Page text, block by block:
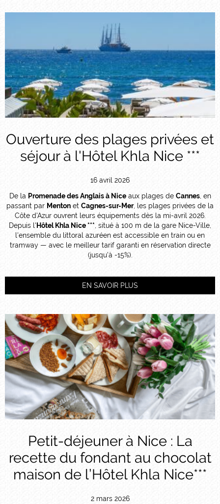
Ouverture des plages privées et
séjour à l'Hôtel Khla Nice ***
16 avril 2026
De la Promenade des Anglais à Niceaux plages de Cannes, en
passant par Menton et Cagnes-sur-Mer, les plages privées de la
Côte d'Azur ouvrent leurs équipements dès la mi-avril 2026.
Depuis l' Hôtel Khla Nice *** , situé à 100 m de la gare Nice-Ville,
l'ensemble du littoral azuréen est accessible en train ou en
tramway — avec le meilleur tarif garanti en réservation directe
(jusqu'à -15%).
EN SAVOIR PLUS
Petit-déjeuner à Nice : La
recette du fondant au chocolat
maison de l’Hôtel Khla Nice***
2 mars 2026